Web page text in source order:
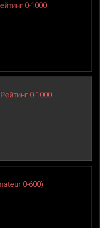
0-1000
0-1000
0-600)